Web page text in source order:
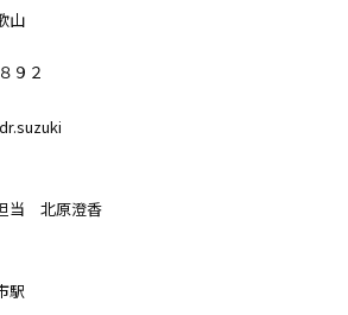
山
９２
当 北原澄香
駅